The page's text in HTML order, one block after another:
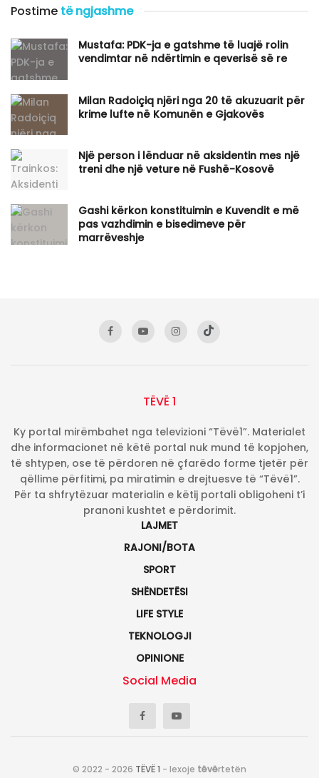
Postime të ngjashme
Mustafa: PDK-ja e gatshme të luajë rolin
vendimtar në ndërtimin e qeverisë së re
Milan Radoiçiq njëri nga 20 të akuzuarit për
krime lufte në Komunën e Gjakovës
Një person i lënduar në aksidentin mes një
treni dhe një veture në Fushë-Kosovë
Gashi kërkon konstituimin e Kuvendit e më
pas vazhdimin e bisedimeve për
marrëveshje
TËVË 1
Ky portal mirëmbahet nga televizioni “Tëvë1”. Materialet
dhe informacionet në këtë portal nuk mund të kopjohen,
të shtypen, ose të përdoren në çfarëdo forme tjetër për
qëllime përfitimi, pa miratimin e drejtuesve të “Tëvë1”.
Për ta shfrytëzuar materialin e këtij portali obligoheni t’i
pranoni kushtet e përdorimit.
LAJMET
RAJONI/BOTA
SPORT
SHËNDETËSI
LIFE STYLE
TEKNOLOGJI
OPINIONE
Social Media
© 2022 - 2026 TËVË 1 - lexoje tëvërtetën